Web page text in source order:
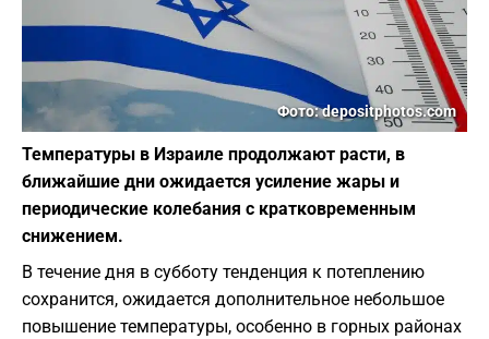
Фото: depositphotos.com
Температуры в Израиле продолжают расти, в
ближайшие дни ожидается усиление жары и
периодические колебания с кратковременным
снижением.
В течение дня в субботу тенденция к потеплению
сохранится, ожидается дополнительное небольшое
повышение температуры, особенно в горных районах